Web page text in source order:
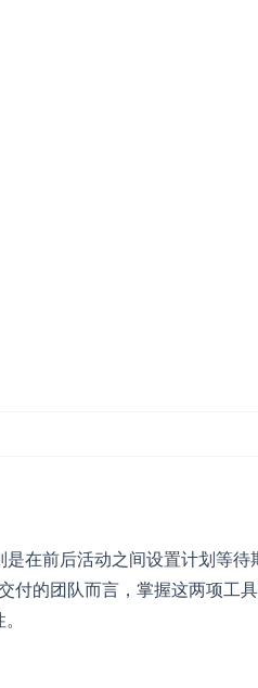
在前后活动之间设置计划等
付的团队而言，掌握这两项工